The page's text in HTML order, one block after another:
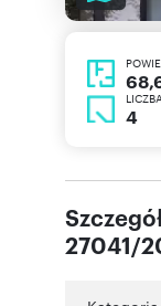
4
27041/